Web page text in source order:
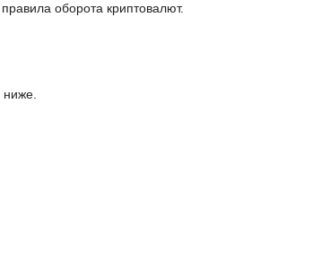
оборота криптовалют.